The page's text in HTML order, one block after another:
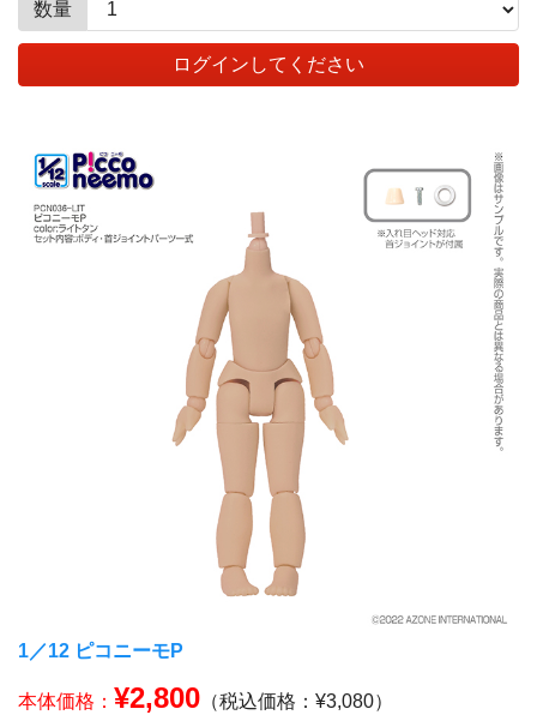
数量
ログインしてください
1／12 ピコニーモP
本体価格： ¥2,800 （税込価格：¥3,080）